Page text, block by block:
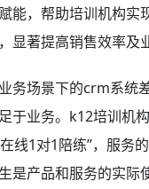
能，帮助培训机构实
显著提高销售效率及
务场景下的crm系统
于业务。k12培训机
线1对1陪练”，服务
是产品和服务的实际